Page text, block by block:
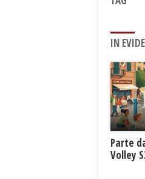
IN
Parte
Volley